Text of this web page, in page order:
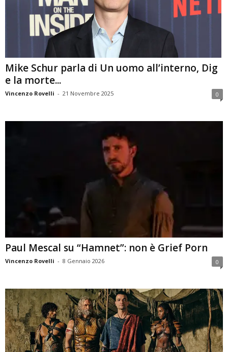
Mike Schur parla di Un uomo all’interno, Dig
e la morte...
Vincenzo Rovelli - 21 Novembre 2025 0
Paul Mescal su “Hamnet”: non è Grief Porn
Vincenzo Rovelli - 8 Gennaio 2026 0